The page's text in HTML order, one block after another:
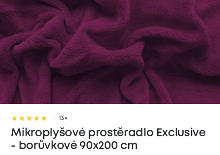
13×
Mikroplyšové prostěradlo Exclusive
- borůvkové 90x200 cm